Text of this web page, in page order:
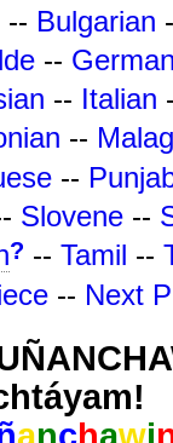
-- Bulgarian
--
-- Italian
--
--
Slovene --
? -- Tamil --
-- Next
anchawi